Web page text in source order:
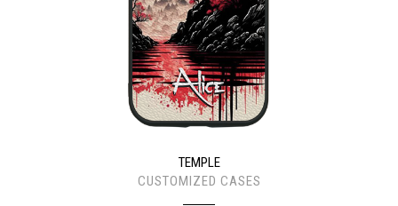
TEMPLE
CUSTOMIZED CASES